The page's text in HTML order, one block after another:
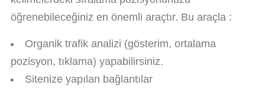
öğrenebileceğiniz en önemli araçtır. Bu araçla :
Organik trafik analizi (gösterim, ortalama
pozisyon, tıklama) yapabilirsiniz.
Sitenize yapılan bağlantılar